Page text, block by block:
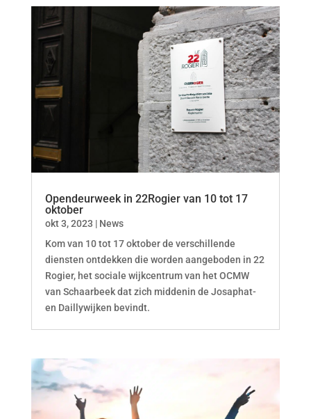
Opendeurweek in 22Rogier van 10 tot 17
oktober
okt 3, 2023 | News
Kom van 10 tot 17 oktober de verschillende
diensten ontdekken die worden aangeboden in 22
Rogier, het sociale wijkcentrum van het OCMW
van Schaarbeek dat zich middenin de Josaphat-
en Daillywijken bevindt.